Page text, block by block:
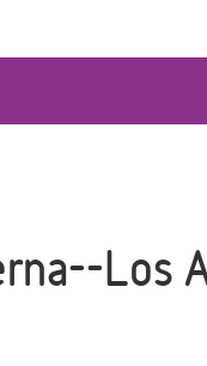
Los